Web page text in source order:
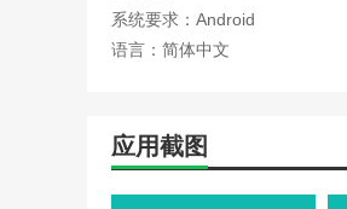
边肖评估
2.不爱喝水的朋友不能错过的
件为大家提供了定时提醒，让
为大家推荐健康科普知识，让
系统要求：Android
语言：简体中文
应用截图